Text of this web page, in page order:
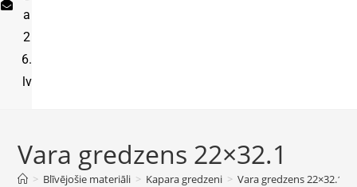
a
2
6.
lv
Vara gredzens 22×32.1
> Blīvējošie materiāli > Kapara gredzeni > Vara gredzens 22×32.1